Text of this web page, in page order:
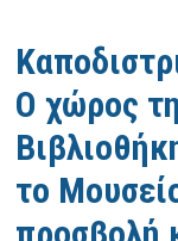
Ο χώρος
το